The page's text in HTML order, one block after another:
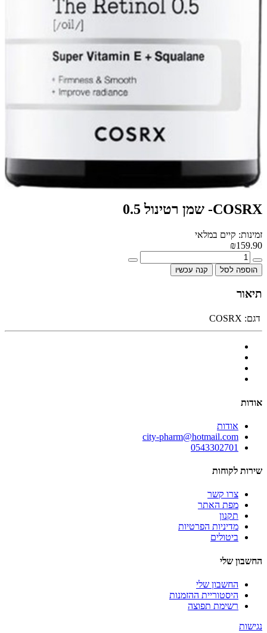
COSRX- שמן רטינול 0.5
זמינות: קיים במלאי
₪159.90
הוספה לסל קנה עכשיו
תיאור
דגם: COSRX
אודות
אודות
city-pharm@hotmail.com
0543302701
שירות לקוחות
צרו קשר
מפת האתר
תקנון
מדיניות הפרטיות
ביטולים
החשבון שלי
החשבון שלי
היסטוריית ההזמנות
רשימת תפוצה
נגישות